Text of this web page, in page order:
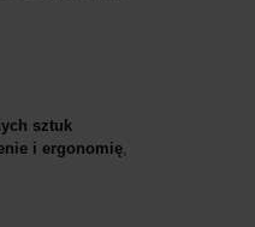
sztuk
i ergonomię,